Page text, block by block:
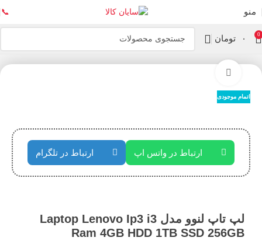
منو 📞
0 ۰ تومان
خانه لپ تاپ
اتمام موجودی
ارتباط در واتس اپ ارتباط در تلگرام
لپ تاپ لنوو مدل Laptop Lenovo Ip3 i3
Ram 4GB HDD 1TB SSD 256GB